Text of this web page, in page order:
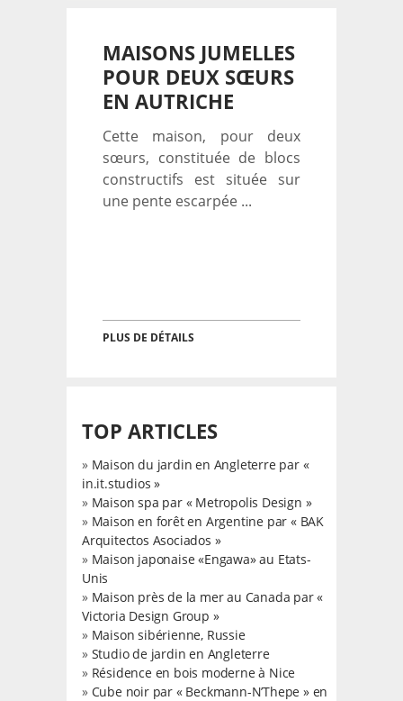
MAISONS JUMELLES
POUR DEUX SŒURS
EN AUTRICHE
Cette maison, pour deux
sœurs, constituée de blocs
constructifs est située sur
une pente escarpée ...
PLUS DE DÉTAILS
TOP ARTICLES
» Maison du jardin en Angleterre par «
in.it.studios »
» Maison spa par « Metropolis Design »
» Maison en forêt en Argentine par « BAK
Arquitectos Asociados »
» Maison japonaise «Engawa» au Etats-
Unis
» Maison près de la mer au Canada par «
Victoria Design Group »
» Maison sibérienne, Russie
» Studio de jardin en Angleterre
» Résidence en bois moderne à Nice
» Cube noir par « Beckmann-N’Thepe » en